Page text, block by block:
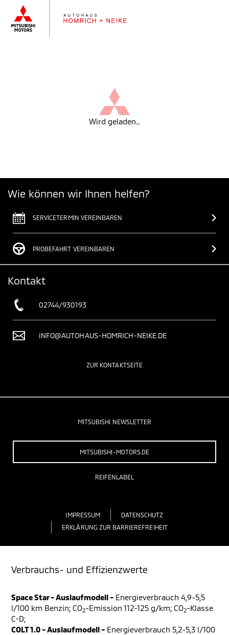
Wird geladen…
Wie können wir Ihnen helfen?
SERVICETERMIN VEREINBAREN
PROBEFAHRT VEREINBAREN
Kontakt
02744/930193
INFO@AUTOHAUS-HOMRICH-NEIKE.DE
ZUR KONTAKTSEITE
MITSUBISHI NEWSLETTER
MITSUBISHI-MOTORS.DE
REIFENLABEL
IMPRESSUM
DATENSCHUTZ
ERKLÄRUNG ZUR BARRIEREFREIHEIT
Verbrauchs- und Effizienzwerte
Space Star - Auslaufmodell - Energieverbrauch 4,9-5,5
l/100 km Benzin; CO2-Emission 112-125 g/km; CO2-Klasse
C-D;
COLT 1.0 - Auslaufmodell - Energieverbrauch 5,2-5,3 l/100